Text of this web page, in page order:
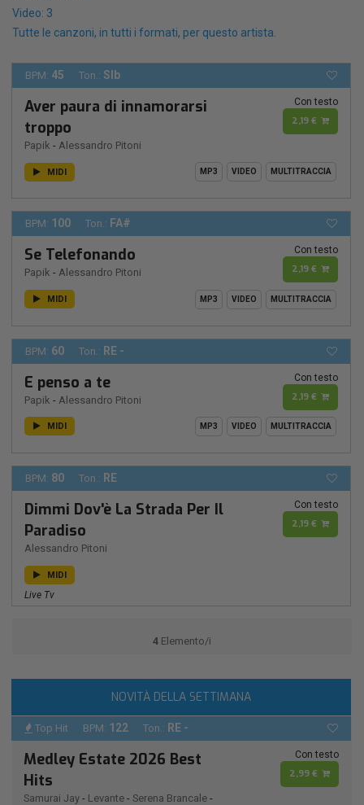
Video: 3
Tutte le canzoni, in tutti i formati, per questo artista.
BPM: 45 Ton.: SIb
Aver paura di innamorarsi
troppo
Papik - Alessandro Pitoni
Con testo
2,19 €
MIDI MP3 VIDEO MULTITRACCIA
BPM: 100 Ton.: FA#
Se Telefonando
Papik - Alessandro Pitoni
Con testo
2,19 €
MIDI MP3 VIDEO MULTITRACCIA
BPM: 60 Ton.: RE -
E penso a te
Papik - Alessandro Pitoni
Con testo
2,19 €
MIDI MP3 VIDEO MULTITRACCIA
BPM: 80 Ton.: RE
Dimmi Dov'è La Strada Per Il
Paradiso
Alessandro Pitoni
Con testo
2,19 €
MIDI
Live Tv
4 Elemento/i
NOVITÀ DELLA SETTIMANA
Top Hit BPM: 122 Ton.: RE -
Medley Estate 2026 Best
Hits
Samurai Jay - Levante - Serena Brancale -
Con testo
2,99 €